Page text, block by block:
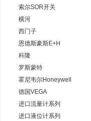
索尔SOR开关
横河
西门子
恩德斯豪斯E+H
科隆
罗斯蒙特
霍尼韦尔Honeywell
德国VEGA
进口流量计系列
进口液位计系列